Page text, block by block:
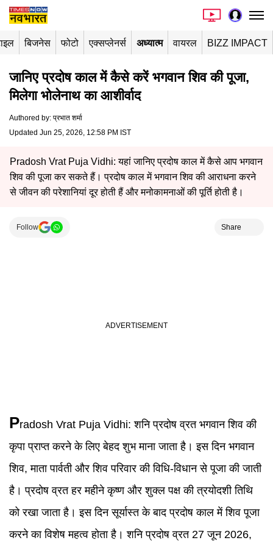
बिजनेस फोटो एक्सप्लेनर्स अध्यात्म वायरल BIZZ IMPACT
जानिए प्रदोष काल में कैसे करें भगवान शिव की पूजा,
मिलेगा भोलेनाथ का आशीर्वाद
Authored by: प्रभात शर्मा
Updated Jun 25, 2026, 12:58 PM IST
Pradosh Vrat Puja Vidhi: यहां जानिए प्रदोष काल में कैसे आप भगवान
शिव की पूजा कर सकते हैं। प्रदोष काल में भगवान शिव की आराधना करने
से जीवन की परेशानियां दूर होती हैं और मनोकामनाओं की पूर्ति होती है।
Follow Share
Pradosh Vrat Puja Vidhi:शनि प्रदोष व्रत भगवान शिव की
कृपा प्राप्त करने के लिए बेहद शुभ माना जाता है। इस दिन भगवान
शिव, माता पार्वती और शिव परिवार की विधि-विधान से पूजा की जाती
है। प्रदोष व्रत हर महीने कृष्ण और शुक्ल पक्ष की त्रयोदशी तिथि
को रखा जाता है। इस दिन सूर्यास्त के बाद प्रदोष काल में शिव पूजा
करने का विशेष महत्व होता है। शनि प्रदोष व्रत 27 जून 2026,